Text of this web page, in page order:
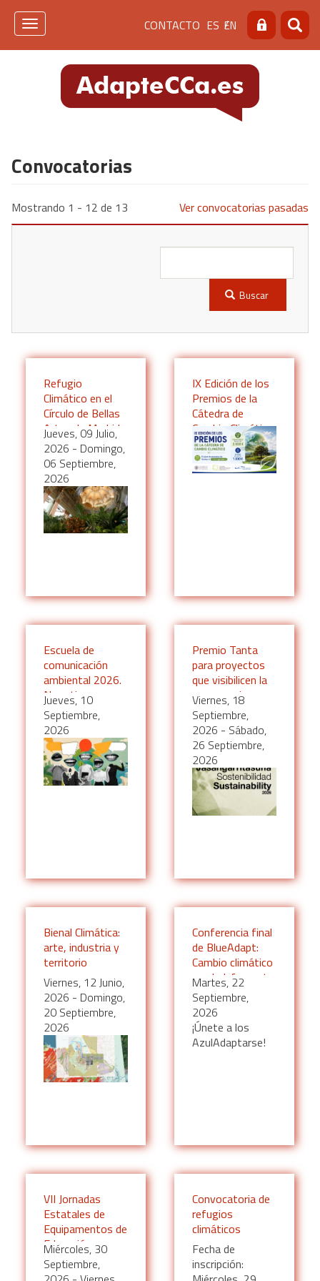
Pasar
Menú
de
cabecera
[contacto]
CONTACTO ES EN Buscar
Toggle
Convocatorias
Mostrando 1 - 12 de 13 Ver convocatorias pasadas
Buscar
Refugio
Climático en el
Círculo de Bellas
Artes de Madrid
Jueves, 09 Julio,
2026 - Domingo,
06 Septiembre,
2026
IX Edición de los
Premios de la
Cátedra de
Cambio Climático
Escuela de
comunicación
ambiental 2026.
Narrativas
climáticas:
relatos para la
acción
Jueves, 10
Septiembre,
2026
Premio Tanta
para proyectos
que visibilicen la
emergencia
climática del
festival de San
Sebastián
Viernes, 18
Septiembre,
2026 - Sábado,
26 Septiembre,
2026
Bienal Climática:
arte, industria y
territorio
Viernes, 12 Junio,
2026 - Domingo,
20 Septiembre,
2026
Conferencia final
de BlueAdapt: ​​
Cambio climático
y salud: fomento
de la resiliencia y
reducción de
riesgos en
entornos
costeros.
Martes, 22
Septiembre,
2026
¡Únete a los
AzulAdaptarse!
VII Jornadas
Estatales de
Equipamentos de
Educación
Ambiental
Miércoles, 30
Septiembre,
Convocatoria de
refugios
climáticos
Fecha de
inscripción: